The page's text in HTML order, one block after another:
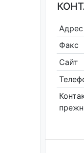
Факс
Сайт